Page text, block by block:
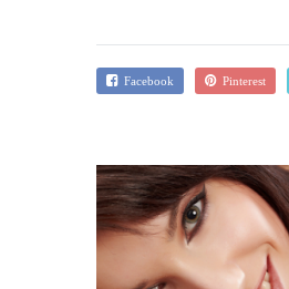
Facebook Pinterest